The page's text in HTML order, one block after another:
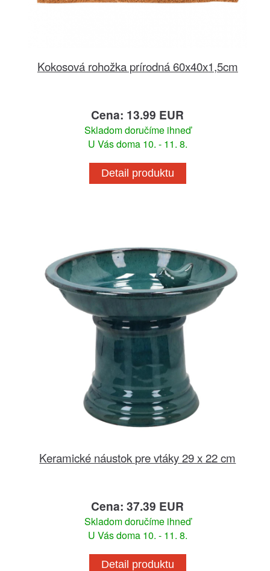
Kokosová rohožka prírodná 60x40x1,5cm
Cena: 13.99 EUR
Skladom doručíme ihneď
U Vás doma 10. - 11. 8.
Detail produktu
Keramické náustok pre vtáky 29 x 22 cm
Cena: 37.39 EUR
Skladom doručíme ihneď
U Vás doma 10. - 11. 8.
Detail produktu